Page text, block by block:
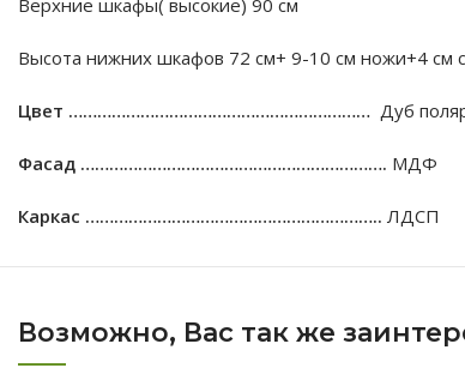
Верхние шкафы( высокие) 90 см
Высота нижних шкафов 72 см+ 9-10 см ножи+4 см
Цвет ……………………………………………………… Дуб
Фасад ………………………………………………………. МДФ
Каркас …………………………………………………….. ЛДСП
Возможно, Вас так же